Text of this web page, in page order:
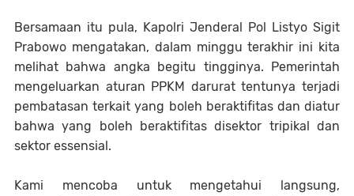
Bersamaan itu pula, Kapolri Jenderal Pol Listyo Sigit
Prabowo mengatakan, dalam minggu terakhir ini kita
melihat bahwa angka begitu tingginya. Pemerintah
mengeluarkan aturan PPKM darurat tentunya terjadi
pembatasan terkait yang boleh beraktifitas dan diatur
bahwa yang boleh beraktifitas disektor tripikal dan
sektor essensial.
Kami mencoba untuk mengetahui langsung,